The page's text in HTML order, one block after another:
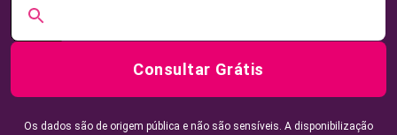
Consultar Grátis
Os dados são de origem pública e não são sensíveis. A disponibilização